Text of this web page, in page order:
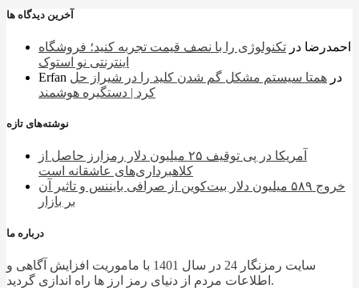
آخرین دیدگاه ها
احمدرضا در تکنولوژی را با نصف قیمت تجربه کنید؛ فروشگاه
اینترنتی نو استوک
Erfan
در همتا سیستم مشکل گم شدن کلید را در شیراز حل
کرد | دستگیره هوشمند
نوشته‌های تازه
آمریکا در پی توقیف ۲۵ میلیون دلار رمزارز حاصل از
کلاهبرداری‌های عاشقانه است
خروج ۵۸۹ میلیون دلار بیت‌کوین از صرافی بایننس و تاثیر آن
بر بازار
درباره ما
سایت رمزنگار 24 در سال 1401 با ماموریت افزایش آگاهی و
اطلاعات مردم از دنیای رمز ارز ها راه اندازی گردید.